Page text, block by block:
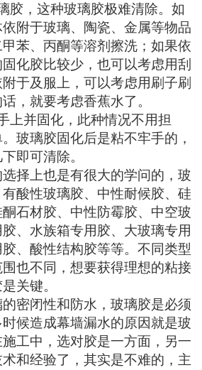
胶，这种玻璃胶极难清除。如
附于玻璃、陶瓷、金属等物品
甲苯、丙酮等溶剂擦洗；如果依
化胶比较少，也可以考虑用刮
于及服上，可以考虑用刷子刷
，就要考虑香蕉水了。
上并固化，此种情况不用担
玻璃胶固化后是粘不牢手的，
即可清除。
择上也是有很大的学问的，玻
酸性玻璃胶、中性耐候胶、硅
石材胶、中性防霉胶、中空玻
、水族箱专用胶、大玻璃专用
、酸性结构胶等等。不同类型
也不同，想要获得理想的粘接
关键。
密闭性和防水，玻璃胶是必须
候造成幕墙漏水的原因就是玻
工中，选对胶是一方面，另一
和经验了，其实是不难的，主